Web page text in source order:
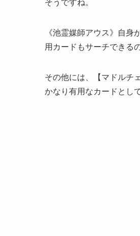
そうですね。
《池霊媒師アウス》自
用カードもサーチできる
その他には、【マドルチ
かなり有用なカードとし